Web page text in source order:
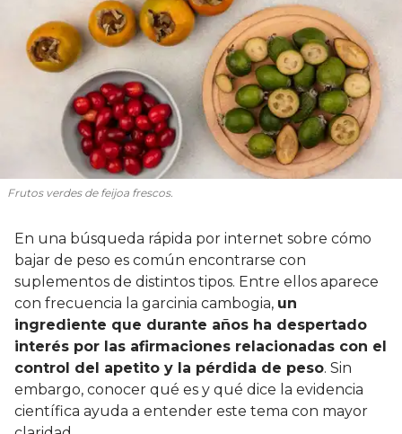
Frutos verdes de feijoa frescos.
En una búsqueda rápida por internet sobre cómo
bajar de peso es común encontrarse con
suplementos de distintos tipos. Entre ellos aparece
con frecuencia la garcinia cambogia, un
ingrediente que durante años ha despertado
interés por las afirmaciones relacionadas con el
control del apetito y la pérdida de peso. Sin
embargo, conocer qué es y qué dice la evidencia
científica ayuda a entender este tema con mayor